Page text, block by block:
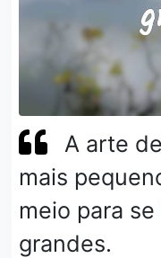
A arte
mais
meio para
grandes.